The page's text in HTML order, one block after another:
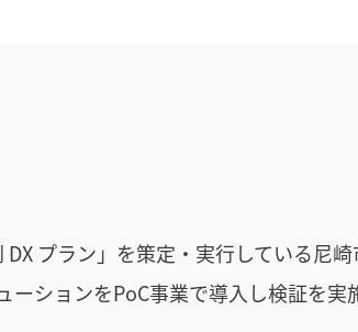
DX プラン」を策定・実行している尼
ーションをPoC事業で導入し検証を